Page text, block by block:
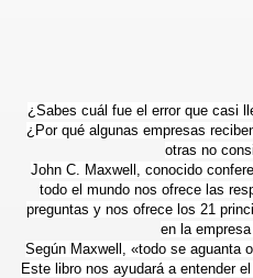
¿Sabes cuál fue el error que casi
¿Por qué algunas empresas
otras no
John C. Maxwell, conocido
todo el mundo nos ofrece las
preguntas y nos ofrece los 21
en la
Según Maxwell, «todo se aguanta
Este libro nos ayudará a entender